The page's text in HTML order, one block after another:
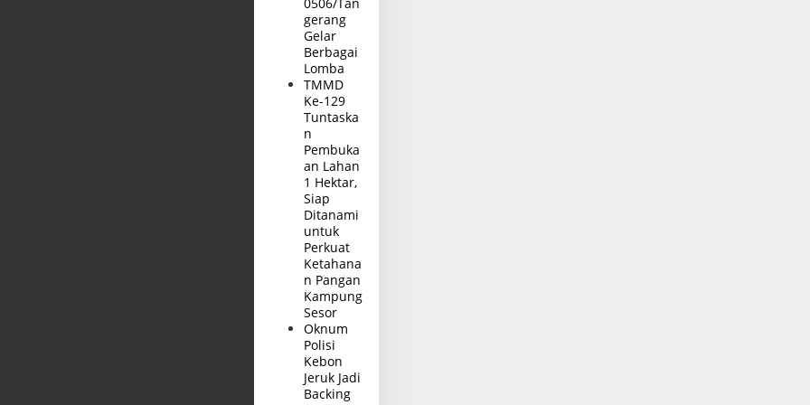
gerang
Gelar
Berbagai
Lomba
TMMD
Ke-129
Tuntaska
n
Pembuka
an Lahan
1 Hektar,
Siap
Ditanami
untuk
Perkuat
Ketahana
n Pangan
Kampung
Sesor
Oknum
Polisi
Kebon
Jeruk Jadi
Backing